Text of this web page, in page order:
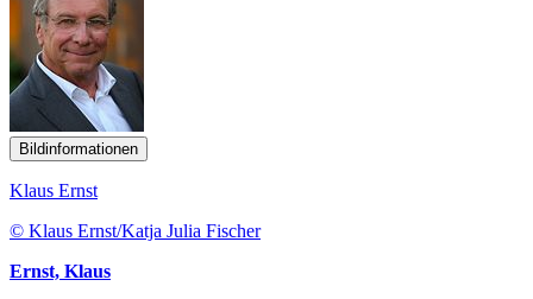
Bildinformationen
Klaus Ernst
© Klaus Ernst/Katja Julia Fischer
Ernst, Klaus